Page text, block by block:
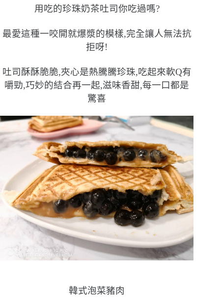
用吃的珍珠奶茶吐司你吃過嗎?
最愛這種一咬開就爆漿的模樣,完全讓人無法抗
拒呀!
吐司酥酥脆脆,夾心是熱騰騰珍珠,吃起來軟Q有
嚼勁,巧妙的結合再一起,滋味香甜,每一口都是
驚喜
韓式泡菜豬肉